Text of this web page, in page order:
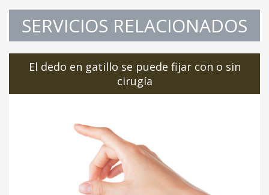
SERVICIOS RELACIONADOS
El dedo en gatillo se puede fijar con o sin
cirugía